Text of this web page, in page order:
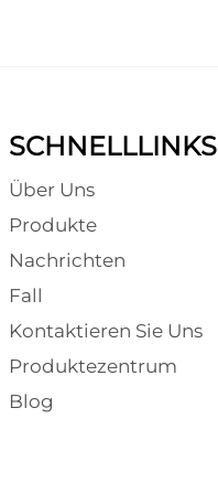
SCHNELLLINKS
Über Uns
Produkte
Nachrichten
Fall
Kontaktieren Sie Uns
Produktezentrum
Blog